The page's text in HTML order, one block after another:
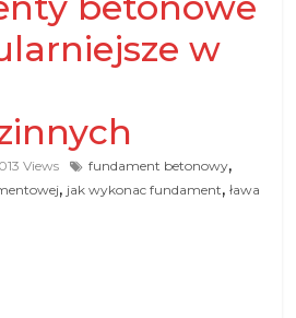
w
Views fundament betonowy,
, jak wykonac fundament,ława